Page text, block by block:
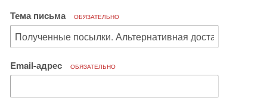
Тема письма ОБЯЗАТЕЛЬНО
Email-адрес ОБЯЗАТЕЛЬНО